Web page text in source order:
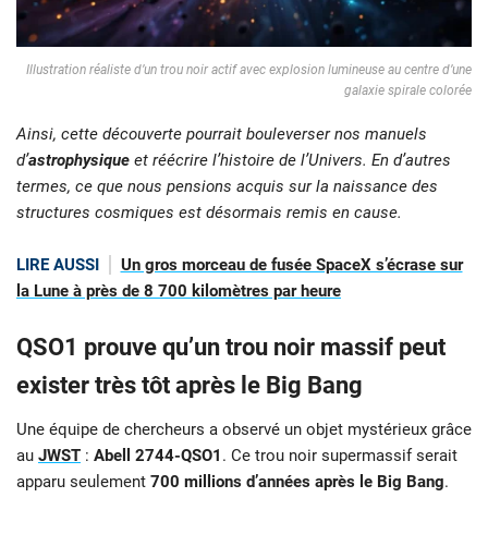
Illustration réaliste d’un trou noir actif avec explosion lumineuse au centre d’une
galaxie spirale colorée
Ainsi, cette découverte pourrait bouleverser nos manuels
d’astrophysique et réécrire l’histoire de l’Univers. En d’autres
termes, ce que nous pensions acquis sur la naissance des
structures cosmiques est désormais remis en cause.
LIRE AUSSI
Un gros morceau de fusée SpaceX s’écrase sur
la Lune à près de 8 700 kilomètres par heure
QSO1 prouve qu’un trou noir massif peut
exister très tôt après le Big Bang
Une équipe de chercheurs a observé un objet mystérieux grâce
au JWST : Abell 2744-QSO1 . Ce trou noir supermassif serait
apparu seulement 700 millions d’années après le Big Bang.